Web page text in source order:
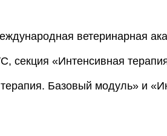
ветеринарная
секция «Интенсивная
Базовый модуль» и